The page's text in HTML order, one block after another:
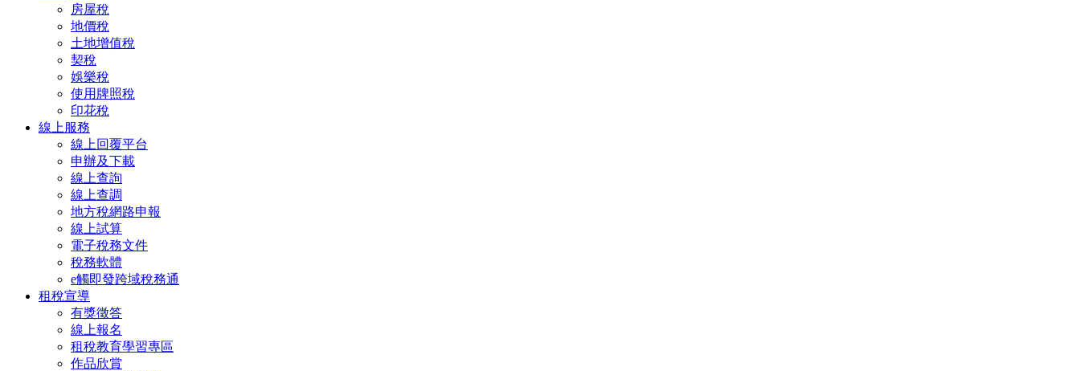
房屋稅
地價稅
土地增值稅
契稅
娛樂稅
使用牌照稅
印花稅
線上服務
線上回覆平台
申辦及下載
線上查詢
線上查調
地方稅網路申報
線上試算
電子稅務文件
稅務軟體
e觸即發跨域稅務通
租稅宣導
有獎徵答
線上報名
租稅教育學習專區
作品欣賞